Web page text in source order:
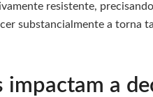
resistente,
substancialmente a torna
impactam a